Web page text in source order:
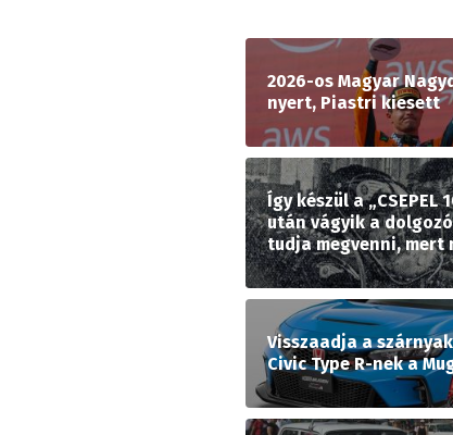
2026-os Magyar
nyert, Piastri kiesett
Így készül a „CSEPEL
után vágyik a
tudja megvenni, mert
Visszaadja a
Civic Type R-nek a